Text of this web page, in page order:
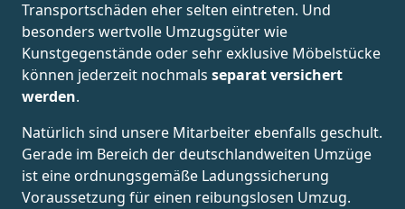
Transportschäden eher selten eintreten. Und
besonders wertvolle Umzugsgüter wie
Kunstgegenstände oder sehr exklusive Möbelstücke
können jederzeit nochmals separat versichert
werden.
Natürlich sind unsere Mitarbeiter ebenfalls geschult.
Gerade im Bereich der deutschlandweiten Umzüge
ist eine ordnungsgemäße Ladungssicherung
Voraussetzung für einen reibungslosen Umzug.